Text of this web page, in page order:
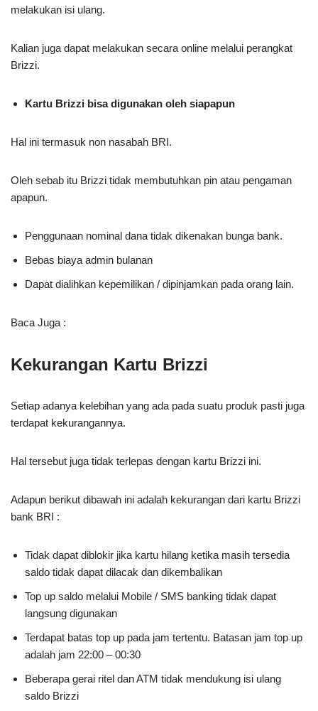
melakukan isi ulang.
Kalian juga dapat melakukan secara online melalui perangkat
Brizzi.
Kartu Brizzi bisa digunakan oleh siapapun
Hal ini termasuk non nasabah BRI.
Oleh sebab itu Brizzi tidak membutuhkan pin atau pengaman
apapun.
Penggunaan nominal dana tidak dikenakan bunga bank.
Bebas biaya admin bulanan
Dapat dialihkan kepemilikan / dipinjamkan pada orang lain.
Baca Juga :
Kekurangan Kartu Brizzi
Setiap adanya kelebihan yang ada pada suatu produk pasti juga
terdapat kekurangannya.
Hal tersebut juga tidak terlepas dengan kartu Brizzi ini.
Adapun berikut dibawah ini adalah kekurangan dari kartu Brizzi
bank BRI :
Tidak dapat diblokir jika kartu hilang ketika masih tersedia
saldo tidak dapat dilacak dan dikembalikan
Top up saldo melalui Mobile / SMS banking tidak dapat
langsung digunakan
Terdapat batas top up pada jam tertentu. Batasan jam top up
adalah jam 22:00 – 00:30
Beberapa gerai ritel dan ATM tidak mendukung isi ulang
saldo Brizzi